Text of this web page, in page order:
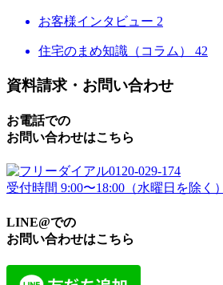
お客様インタビュー 2
住宅のまめ知識（コラム） 42
資料請求・お問い合わせ
お電話での
お問い合わせはこちら
0120-029-174
受付時間 9:00〜18:00（水曜日を除く）
LINE@での
お問い合わせはこちら